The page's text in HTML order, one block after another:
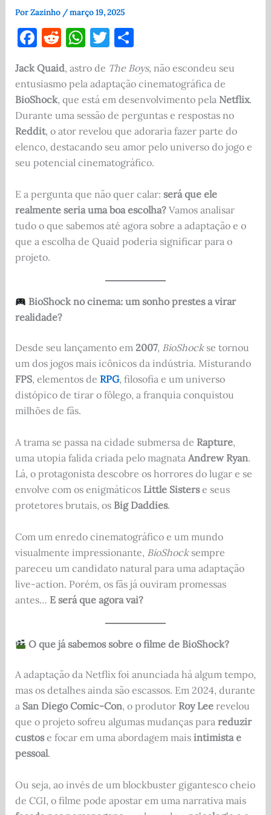
PorZazinho /março 19, 2025
F
c
e
b
o
o
k
R
e
d
di
t
W
at
s
A
p
p
T
it
te
r
S
ar
e
Jack Quaid, astro de The Boys, não escondeu seu
entusiasmo pela adaptação cinematográfica de
BioShock, que está em desenvolvimento pela Netflix.
Durante uma sessão de perguntas e respostas no
Reddit, o ator revelou que adoraria fazer parte do
elenco, destacando seu amor pelo universo do jogo e
seu potencial cinematográfico.
E a pergunta que não quer calar: será que ele
realmente seria uma boa escolha?Vamos analisar
tudo o que sabemos até agora sobre a adaptação e o
que a escolha de Quaid poderia significar para o
projeto.
BioShock no cinema: um sonho prestes a virar
realidade?
Desde seu lançamento em 2007, BioShockse tornou
um dos jogos mais icônicos da indústria. Misturando
FPS, elementos de RPG, filosofia e um universo
distópico de tirar o fôlego, a franquia conquistou
milhões de fãs.
A trama se passa na cidade submersa de Rapture,
uma utopia falida criada pelo magnata Andrew Ryan.
Lá, o protagonista descobre os horrores do lugar e se
envolve com os enigmáticos Little Sisterse seus
protetores brutais, os Big Daddies.
Com um enredo cinematográfico e um mundo
visualmente impressionante, BioShocksempre
pareceu um candidato natural para uma adaptação
live-action. Porém, os fãs já ouviram promessas
antes… E será que agora vai?
O que já sabemos sobre o filme de BioShock?
A adaptação da Netflix foi anunciada há algum tempo,
mas os detalhes ainda são escassos. Em 2024, durante
a San Diego Comic-Con, o produtor Roy Leerevelou
que o projeto sofreu algumas mudanças para reduzir
custose focar em uma abordagem mais intimista e
pessoal.
Ou seja, ao invés de um blockbuster gigantesco cheio
de CGI, o filme pode apostar em uma narrativa mais